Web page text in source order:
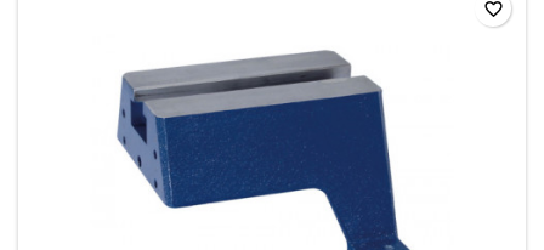
favorite_border